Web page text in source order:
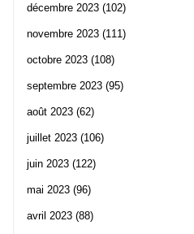
décembre 2023 (102)
novembre 2023 (111)
octobre 2023 (108)
septembre 2023 (95)
août 2023 (62)
juillet 2023 (106)
juin 2023 (122)
mai 2023 (96)
avril 2023 (88)